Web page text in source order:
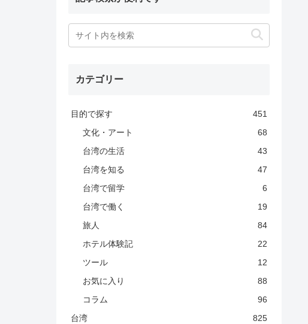
カテゴリー
目的で探す
451
文化・アート
68
台湾の生活
43
台湾を知る
47
台湾で留学
6
台湾で働く
19
旅人
84
ホテル体験記
22
ツール
12
お気に入り
88
コラム
96
台湾
825